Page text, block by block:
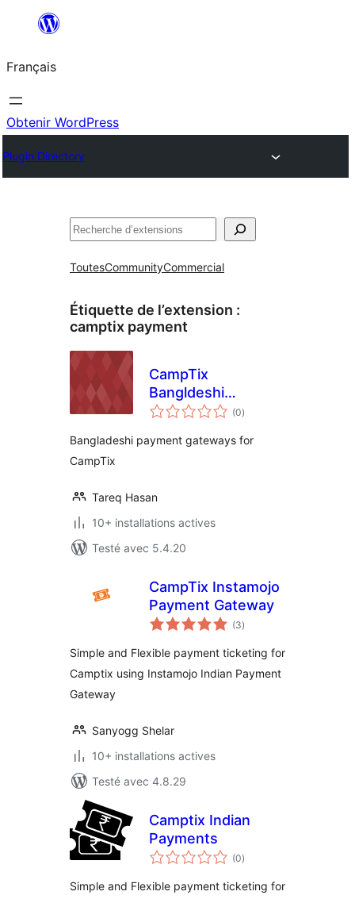
contenu
Français
Obtenir WordPress
Plugin Directory
Rechercher
ToutesCommunityCommercial
Étiquette de l’extension :
camptix payment
CampTix
Bangldeshi
Payments
(0notes
en
)
Bangladeshi payment gateways for
CampTix
Tareq Hasan
10+ installations actives
Testé avec 5.4.20
CampTix Instamojo
Payment Gateway
(3notes
en
)
Simple and Flexible payment ticketing for
Camptix using Instamojo Indian Payment
Gateway
Sanyogg Shelar
10+ installations actives
Testé avec 4.8.29
Camptix Indian
Payments
(0notes
en
)
Simple and Flexible payment ticketing for